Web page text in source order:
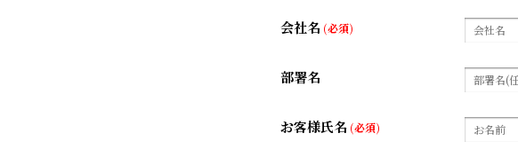
会社名 (必須)
部署名
お客様氏名 (必須)